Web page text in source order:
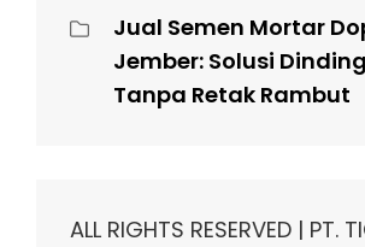
Jual Semen Mortar
Jember: Solusi
Tanpa Retak Rambut
ALL RIGHTS RESERVED | PT.